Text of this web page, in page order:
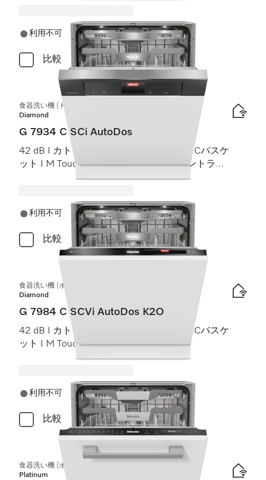
利用不可
比較
食器洗い機 (ドア材取付専用タイプ)
Diamond
G 7934 C SCi AutoDos
42 dB I カトラリートレイ I MaxiComfort Cバスケ
ット I M Touch I BrilliantLight (ブリリアントライ
利用不可
比較
食器洗い機 (オールドア材取付専用タイプ)
Diamond
G 7984 C SCVi AutoDos K2O
42 dB I カトラリートレイ I MaxiComfort Cバスケ
ット I M Touch I Knock2Open
利用不可
比較
食器洗い機 (オールドア材取付専用タイプ)
Platinum